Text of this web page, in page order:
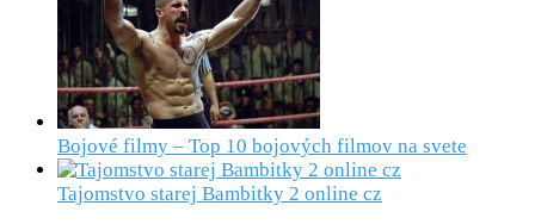
Bojové filmy – Top 10 bojových filmov na svete
Tajomstvo starej Bambitky 2 online cz